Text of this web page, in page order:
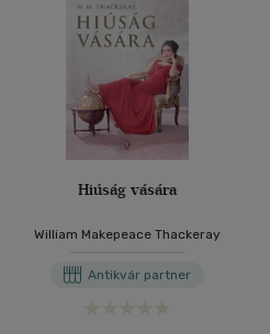
Hiúság vására
William Makepeace Thackeray
Antikvár partner